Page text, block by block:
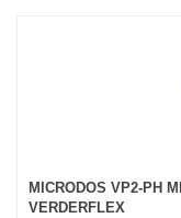
MICRODOS VP2-PH
VERDERFLEX